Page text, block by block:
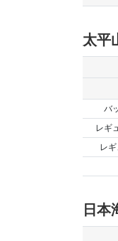
太平
バ
レギ
レギ
日本